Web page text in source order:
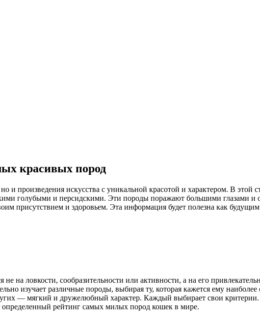
красивых пород
и произведения искусства с уникальной красотой и характером. В
голубыми и персидскими. Эти породы поражают большими глазами
присутствием и здоровьем. Эта информация будет полезна как будущим
на ловкости, сообразительности или активности, а на его
изучает различные породы, выбирая ту, которая кажется ему
— мягкий и дружелюбный характер. Каждый выбирает свои
рейтинг самых милых пород кошек в мире.